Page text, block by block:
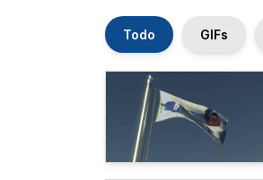
Todo GIFs